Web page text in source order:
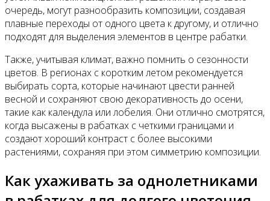
очередь, могут разнообразить композиции, создавая
плавные переходы от одного цвета к другому, и отлично
подходят для выделения элементов в центре рабатки.
Также, учитывая климат, важно помнить о сезонности
цветов. В регионах с коротким летом рекомендуется
выбирать сорта, которые начинают цвести ранней
весной и сохраняют свою декоративность до осени,
такие как календула или лобелия. Они отлично смотрятся,
когда высажены в рабатках с четкими границами и
создают хороший контраст с более высокими
растениями, сохраняя при этом симметрию композиции.
Как ухаживать за однолетниками